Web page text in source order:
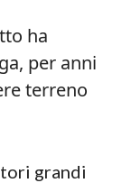
ha
per anni
terreno
grandi